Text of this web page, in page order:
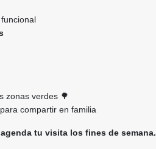
zonas verdes 🌳
para compartir en familia
tu visita los fines de semana.